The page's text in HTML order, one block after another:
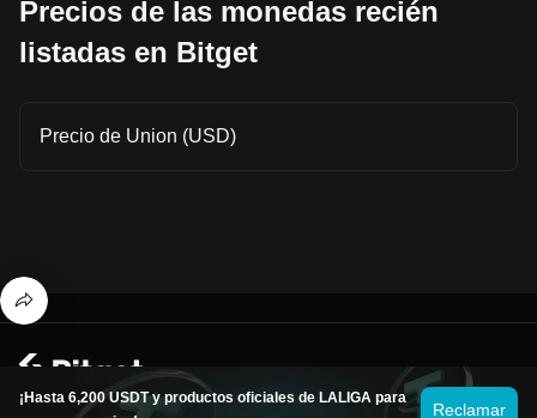
Precios de las monedas recién
listadas en Bitget
Precio de Union (USD)
¡Hasta 6,200 USDT y productos oficiales de LALIGA para
Reclamar
© 2026 Bitget